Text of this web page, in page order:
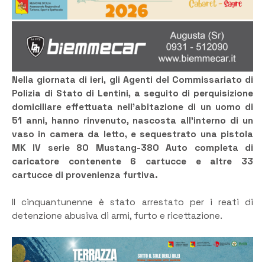
Nella giornata di ieri, gli Agenti del Commissariato di
Polizia di Stato di Lentini, a seguito di perquisizione
domiciliare effettuata nell’abitazione di un uomo di
51 anni, hanno rinvenuto, nascosta all’interno di un
vaso in camera da letto, e sequestrato una pistola
MK IV serie 80 Mustang-380 Auto completa di
caricatore contenente 6 cartucce e altre 33
cartucce di provenienza furtiva.
Il cinquantunenne è stato arrestato per i reati di
detenzione abusiva di armi, furto e ricettazione.